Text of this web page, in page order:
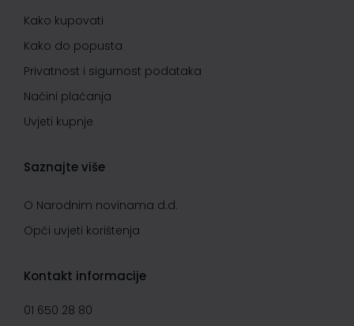
Kako kupovati
Kako do popusta
Privatnost i sigurnost podataka
Načini plaćanja
Uvjeti kupnje
Saznajte više
O Narodnim novinama d.d.
Opći uvjeti korištenja
Kontakt informacije
01 650 28 80